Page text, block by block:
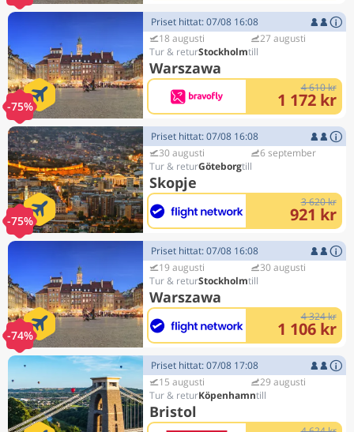
-75%
Priset hittat: 07/08 16:08
18 augusti
Stockholm
Warszawa
27 augusti
4 610 kr
1 172 kr
-75%
Priset hittat: 07/08 16:08
30 augusti
Göteborg
Skopje
6 september
3 620 kr
921 kr
-74%
Priset hittat: 07/08 16:08
19 augusti
Stockholm
Warszawa
30 augusti
4 324 kr
1 106 kr
Priset hittat: 07/08 17:08
15 augusti
Köpenhamn
Bristol
29 augusti